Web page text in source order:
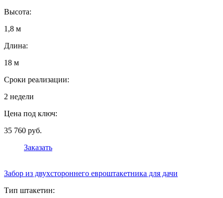
Высота:
1,8 м
Длина:
18 м
Сроки реализации:
2 недели
Цена под ключ:
35 760 руб.
Заказать
Забор из двухстороннего евроштакетника для дачи
Тип штакетин: